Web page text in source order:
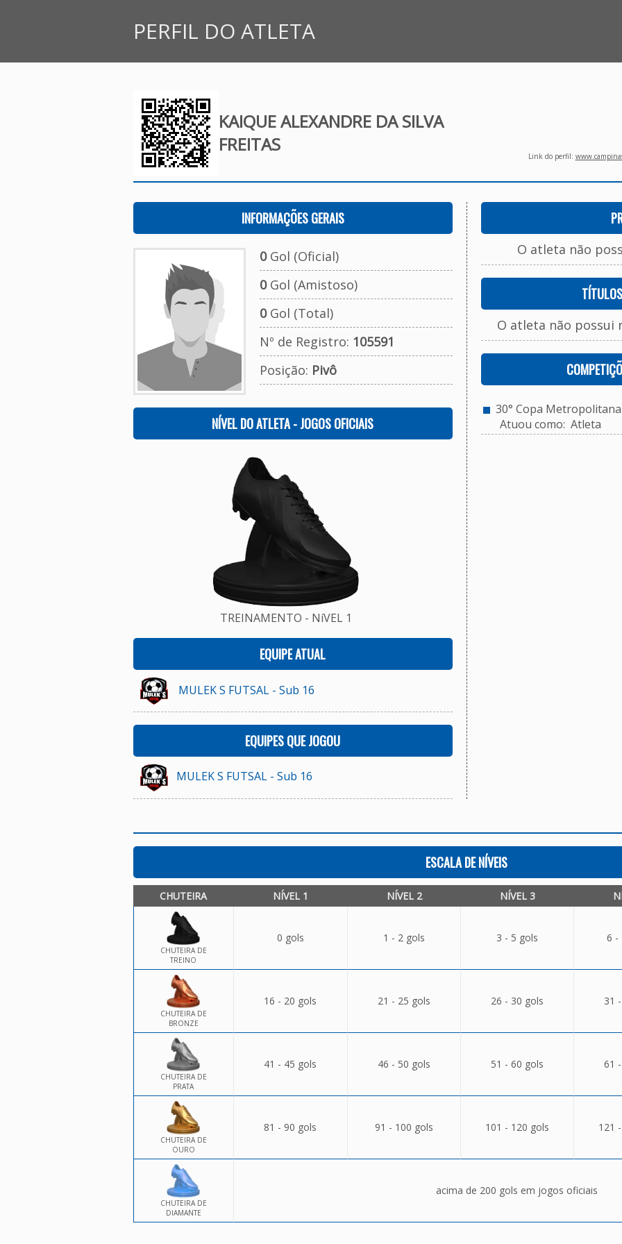
PERFIL DO ATLETA
KAIQUE ALEXANDRE DA SILVA
FREITAS
Link do perfil:
INFORMAÇÕES GERAIS
0Gol (Oficial)
0Gol (Amistoso)
0Gol (Total)
Nº de Registro: 105591
Posição: Pivô
NÍVEL DO ATLETA - JOGOS OFICIAIS
TREINAMENTO - NíVEL 1
EQUIPE ATUAL
MULEK S FUTSAL - Sub 16
EQUIPES QUE JOGOU
MULEK S FUTSAL - Sub 16
O atleta não
O atleta não possui
30° Copa Metropolitana
Atuou como: Atleta
ESCALA DE NÍVEIS
CHUTEIRA NÍVEL 1 NÍVEL 2 NÍVEL 3
CHUTEIRA DE
TREINO
0 gols 1 - 2 gols 3 - 5 gols 6 -
CHUTEIRA DE
BRONZE
16 - 20 gols 21 - 25 gols 26 - 30 gols 31
CHUTEIRA DE
PRATA
41 - 45 gols 46 - 50 gols 51 - 60 gols 61
CHUTEIRA DE
OURO
81 - 90 gols 91 - 100 gols 101 - 120 gols 121
CHUTEIRA DE
DIAMANTE
acima de 200 gols em jogos oficiais